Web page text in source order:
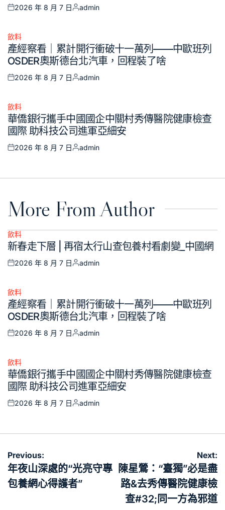
Posted
2026 年 8 月 7 日
Posted
admin
Posted
in
飲料
產經察看｜累計開行衝破十一萬列——中歐班列
OSDER奧斯德台北汽車，回程裝了啥
Posted
2026 年 8 月 7 日
Posted
admin
Posted
in
飲料
華僑銀行攜手中國國企中關村秀傳醫院健康檢查
國際 助科技公司進軍亞細安
Posted
2026 年 8 月 7 日
Posted
admin
More From Author
Posted
in
飲料
新春走下層 | 再宿太行山查包養村看劇變_中國網
Posted
2026 年 8 月 7 日
Posted
admin
Posted
in
飲料
產經察看｜累計開行衝破十一萬列——中歐班列
OSDER奧斯德台北汽車，回程裝了啥
Posted
2026 年 8 月 7 日
Posted
admin
Posted
in
飲料
華僑銀行攜手中國國企中關村秀傳醫院健康檢查
國際 助科技公司進軍亞細安
Posted
2026 年 8 月 7 日
Posted
admin
文
章
導
Previous:
年夜山深處的“光亮守專
包養網心得護者”
Next:
陳星鶯：“臺獨”必是盡
路&去秀傳醫院健康檢
查#32;同一方為邪道